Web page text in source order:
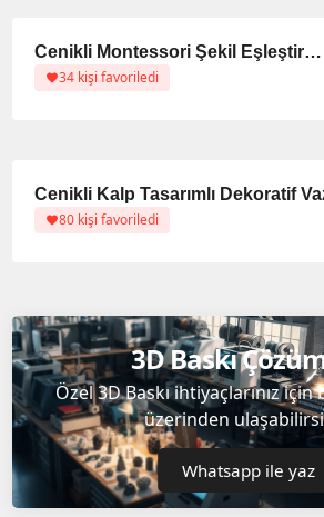
Cenikli Montessori Şekil Eşleştirme Oyuncağı
34 kişi favoriledi
Cenikli Kalp Tasarımlı Dekoratif
80 kişi favoriledi
3D Baskı
Özel 3D Baskı ihtiyaçlarınız
üzerinden
Whatsapp ile yaz